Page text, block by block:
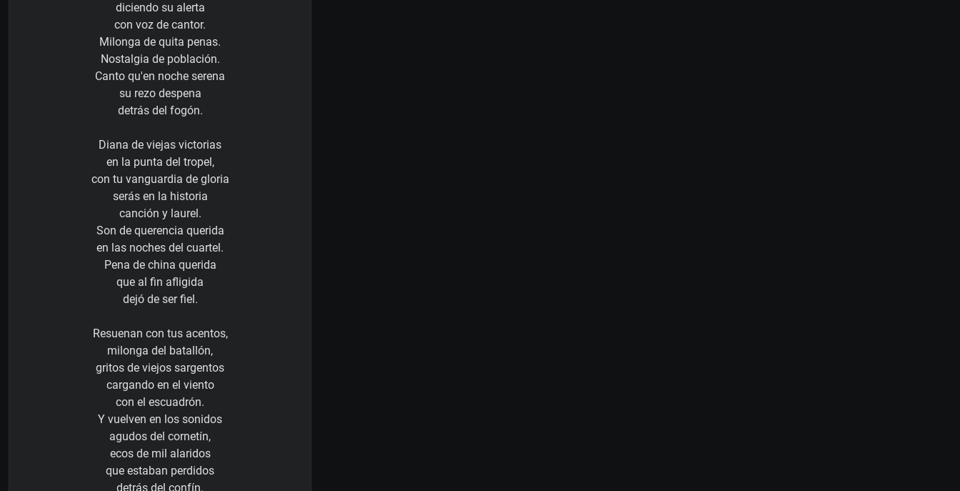
diciendo su alerta
con voz de cantor.
Milonga de quita penas.
Nostalgia de población.
Canto qu'en noche serena
su rezo despena
detrás del fogón.
Diana de viejas victorias
en la punta del tropel,
con tu vanguardia de gloria
serás en la historia
canción y laurel.
Son de querencia querida
en las noches del cuartel.
Pena de china querida
que al fin afligida
dejó de ser fiel.
Resuenan con tus acentos,
milonga del batallón,
gritos de viejos sargentos
cargando en el viento
con el escuadrón.
Y vuelven en los sonidos
agudos del cornetín,
ecos de mil alaridos
que estaban perdidos
detrás del confín.